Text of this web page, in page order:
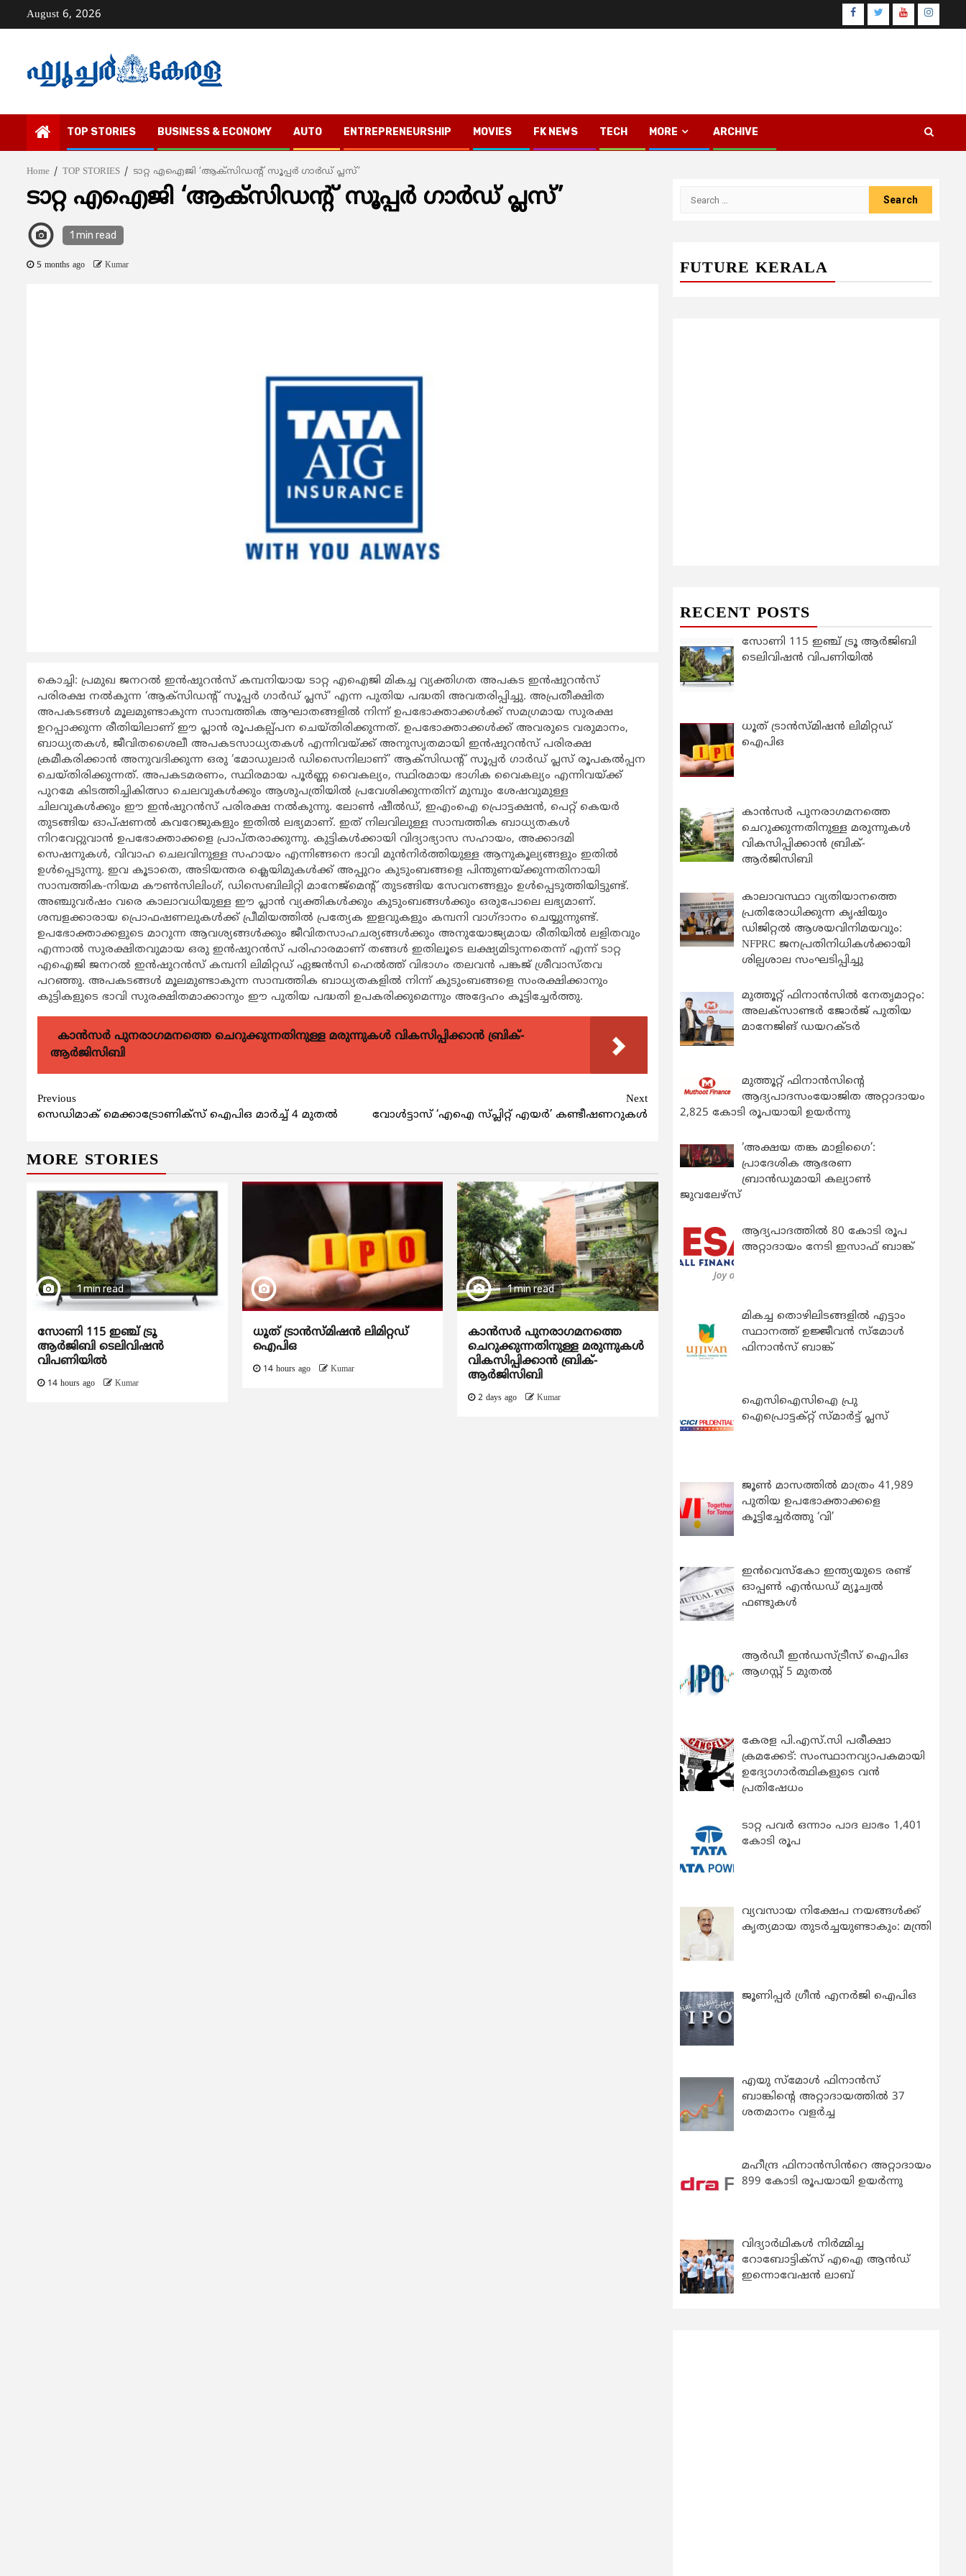
August 6, 2026 Facebook
TwitterYoutube
TOP STORIES BUSINESS & ECONOMY AUTO ENTREPRENEURSHIP MOVIES FK NEWS TECH MORE ARCHIVE
Home TOP STORIES ടാറ്റ എഐജി ‘ആക്സിഡന്റ് സൂപ്പര്‍ ഗാർഡ് പ്ലസ്’
ടാറ്റ എഐജി ‘ആക്സിഡന്റ് സൂപ്പര്‍ ഗാർഡ് പ്ലസ്’
1 min read
5 months ago Kumar
കൊച്ചി: പ്രമുഖ ജനറല്‍ ഇൻഷുറൻസ് കമ്പനിയായ ടാറ്റ എഐജി മികച്ച വ്യക്തിഗത അപകട ഇൻഷുറൻസ്
പരിരക്ഷ നൽകുന്ന ‘ആക്സിഡന്റ് സൂപ്പര്‍ ഗാർഡ് പ്ലസ്’ എന്ന പുതിയ പദ്ധതി അവതരിപ്പിച്ചു. അപ്രതീക്ഷിത
അപകടങ്ങള്‍ മൂലമുണ്ടാകുന്ന സാമ്പത്തിക ആഘാതങ്ങളില്‍ നിന്ന് ഉപഭോക്താക്കള്‍ക്ക് സമഗ്രമായ സുരക്ഷ
ഉറപ്പാക്കുന്ന രീതിയിലാണ് ഈ പ്ലാന്‍ രൂപകല്പ്പന ചെയ്‌തിരിക്കുന്നത്. ഉപഭോക്താക്കൾക്ക് അവരുടെ വരുമാനം,
ബാധ്യതകൾ, ജീവിതശൈലീ അപകടസാധ്യതകൾ എന്നിവയ്‌ക്ക് അനുസൃതമായി ഇൻഷുറൻസ് പരിരക്ഷ
ക്രമീകരിക്കാൻ അനുവദിക്കുന്ന ഒരു ‘മോഡുലാർ ഡിസൈനിലാണ്’ ആക്‌സിഡന്റ് സൂപ്പർ ഗാർഡ് പ്ലസ് രൂപകൽപ്പന
ചെയ്തിരിക്കുന്നത്. അപകടമരണം, സ്ഥിരമായ പൂർണ്ണ വൈകല്യം, സ്ഥിരമായ ഭാഗിക വൈകല്യം എന്നിവയ്‌ക്ക്
പുറമേ കിടത്തിച്ചികിത്സാ ചെലവുകള്‍ക്കും ആശുപത്രിയിൽ പ്രവേശിക്കുന്നതിന് മുമ്പും ശേഷവുമുള്ള
ചിലവുകള്‍ക്കും ഈ ഇൻഷുറൻസ് പരിരക്ഷ നൽകുന്നു. ലോൺ ഷീൽഡ്, ഇഎംഐ പ്രൊട്ടക്ഷൻ, പെറ്റ് കെയർ
തുടങ്ങിയ ഓപ്ഷണൽ കവറേജുകളും ഇതിൽ ലഭ്യമാണ്. ഇത് നിലവിലുള്ള സാമ്പത്തിക ബാധ്യതകൾ
നിറവേറ്റുവാൻ ഉപഭോക്താക്കളെ പ്രാപ്തരാക്കുന്നു. കുട്ടികൾക്കായി വിദ്യാഭ്യാസ സഹായം, അക്കാദമി
സെഷനുകൾ, വിവാഹ ചെലവിനുള്ള സഹായം എന്നിങ്ങനെ ഭാവി മുൻനിർത്തിയുള്ള ആനുകൂല്യങ്ങളും ഇതിൽ
ഉൾപ്പെടുന്നു. ഇവ കൂടാതെ, അടിയന്തര ക്ലെയിമുകൾക്ക് അപ്പുറം കുടുംബങ്ങളെ പിന്തുണയ്ക്കുന്നതിനായി
സാമ്പത്തിക-നിയമ കൗൺസിലിംഗ്, ഡിസെബിലിറ്റി മാനേജ്‌മെന്‍റ് തുടങ്ങിയ സേവനങ്ങളും ഉൾപ്പെടുത്തിയിട്ടുണ്ട്.
അഞ്ചുവർഷം വരെ കാലാവധിയുള്ള ഈ പ്ലാന്‍ വ്യക്തികള്‍ക്കും കുടുംബങ്ങള്‍ക്കും ഒരുപോലെ ലഭ്യമാണ്.
ശമ്പളക്കാരായ പ്രൊഫഷണലുകള്‍ക്ക് പ്രീമിയത്തില്‍ പ്രത്യേക ഇളവുകളും കമ്പനി വാഗ്‌ദാനം ചെയ്യുന്നുണ്ട്.
ഉപഭോക്താക്കളുടെ മാറുന്ന ആവശ്യങ്ങള്‍ക്കും ജീവിതസാഹചര്യങ്ങള്‍ക്കും അനുയോജ്യമായ രീതിയില്‍ ലളിതവും
എന്നാല്‍ സുരക്ഷിതവുമായ ഒരു ഇൻഷുറൻസ് പരിഹാരമാണ് തങ്ങള്‍ ഇതിലൂടെ ലക്ഷ്യമിടുന്നതെന്ന് എന്ന് ടാറ്റ
എഐജി ജനറൽ ഇൻഷുറൻസ് കമ്പനി ലിമിറ്റഡ് ഏജൻസി ഹെല്‍ത്ത് വിഭാഗം തലവന്‍ പങ്കജ് ശ്രീവാസ്‌തവ
പറഞ്ഞു. അപകടങ്ങള്‍ മൂലമുണ്ടാകുന്ന സാമ്പത്തിക ബാധ്യതകളില്‍ നിന്ന് കുടുംബങ്ങളെ സംരക്ഷിക്കാനും
കുട്ടികളുടെ ഭാവി സുരക്ഷിതമാക്കാനും ഈ പുതിയ പദ്ധതി ഉപകരിക്കുമെന്നും അദ്ദേഹം കൂട്ടിച്ചേർത്തു.
കാന്‍സര്‍ പുനരാഗമനത്തെ ചെറുക്കുന്നതിനുള്ള മരുന്നുകള്‍ വികസിപ്പിക്കാന്‍ ബ്രിക്-
ആര്‍ജിസിബി
Continue
Reading
Previous
സെഡിമാക് മെക്കാട്രോണിക്സ് ഐപിഒ മാര്‍ച്ച് 4 മുതല്‍
Next
വോള്‍ട്ടാസ് ‘എഐ സ്പ്ലിറ്റ് എയർ’ കണ്ടീഷണറുകൾ
MORE STORIES
1 min read
സോണി 115 ഇഞ്ച് ട്രൂ
ആർജിബി ടെലിവിഷൻ
വിപണിയിൽ
14 hours ago Kumar
ധൂത് ട്രാൻസ്മിഷൻ ലിമിറ്റഡ്
ഐപിഒ
14 hours ago Kumar
1 min read
കാന്‍സര്‍ പുനരാഗമനത്തെ
ചെറുക്കുന്നതിനുള്ള മരുന്നുകള്‍
വികസിപ്പിക്കാന്‍ ബ്രിക്-
ആര്‍ജിസിബി
2 days ago Kumar
FUTURE KERALA
RECENT POSTS
സോണി 115 ഇഞ്ച് ട്രൂ ആർജിബി
ടെലിവിഷൻ വിപണിയിൽ
ധൂത് ട്രാൻസ്മിഷൻ ലിമിറ്റഡ്
ഐപിഒ
കാന്‍സര്‍ പുനരാഗമനത്തെ
ചെറുക്കുന്നതിനുള്ള മരുന്നുകള്‍
വികസിപ്പിക്കാന്‍ ബ്രിക്-
ആര്‍ജിസിബി
കാലാവസ്ഥാ വ്യതിയാനത്തെ
പ്രതിരോധിക്കുന്ന കൃഷിയും
ഡിജിറ്റൽ ആശയവിനിമയവും:
NFPRC ജനപ്രതിനിധികൾക്കായി
ശില്പശാല സംഘടിപ്പിച്ചു
മുത്തൂറ്റ് ഫിനാൻസിൽ നേതൃമാറ്റം:
അലക്സാണ്ടർ ജോർജ് പുതിയ
മാനേജിങ് ഡയറക്ടർ
മുത്തൂറ്റ് ഫിനാൻസിന്റെ
ആദ്യപാദസംയോജിത അറ്റാദായം
2,825 കോടി രൂപയായി ഉയർന്നു
‘അക്ഷയ തങ്ക മാളിഗൈ’:
പ്രാദേശിക ആഭരണ
ബ്രാന്‍ഡുമായി കല്യാണ്‍
ജുവലേഴ്‌സ്
ആദ്യപാദത്തിൽ 80 കോടി രൂപ
അറ്റാദായം നേടി ഇസാഫ് ബാങ്ക്
മികച്ച തൊഴിലിടങ്ങളിൽ എട്ടാം
സ്ഥാനത്ത് ഉജ്ജീവൻ സ്മോൾ
ഫിനാൻസ് ബാങ്ക്
ഐസിഐസിഐ പ്രു
ഐപ്രൊട്ടക്റ്റ് സ്മാർട്ട് പ്ലസ്
ജൂൺ മാസത്തിൽ മാത്രം 41,989
പുതിയ ഉപഭോക്താക്കളെ
കൂട്ടിച്ചേർത്തു ‘വി’
ഇന്‍വെസ്കോ ഇന്ത്യയുടെ രണ്ട്
ഓപ്പണ്‍ എന്‍ഡഡ് മ്യൂച്വല്‍
ഫണ്ടുകള്‍
ആർഡീ ഇൻഡസ്ട്രീസ് ഐപിഒ
ആഗസ്റ്റ് 5 മുതൽ
കേരള പി.എസ്.സി പരീക്ഷാ
ക്രമക്കേട്: സംസ്ഥാനവ്യാപകമായി
ഉദ്യോഗാര്‍ത്ഥികളുടെ വന്‍
പ്രതിഷേധം
ടാറ്റ പവർ ഒന്നാം പാദ ലാഭം 1,401
കോടി രൂപ
വ്യവസായ നിക്ഷേപ നയങ്ങള്‍ക്ക്
കൃത്യമായ തുടര്‍ച്ചയുണ്ടാകും: മന്ത്രി
ജൂണിപ്പർ ഗ്രീൻ എനർജി ഐപിഒ
എയു സ്‌മോൾ ഫിനാൻസ്
ബാങ്കിന്റെ അറ്റാദായത്തിൽ 37
ശതമാനം വളർച്ച
മഹീന്ദ്ര ഫിനാൻസിൻറെ അറ്റാദായം
899 കോടി രൂപയായി ഉയർന്നു
വിദ്യാര്‍ഥികള്‍ നിര്‍മ്മിച്ച
റോബോട്ടിക്സ് എഐ ആന്‍ഡ്
ഇന്നൊവേഷന്‍ ലാബ്